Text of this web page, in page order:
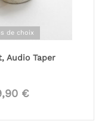
de choix
Audio Taper
€